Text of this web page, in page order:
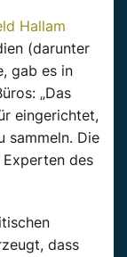
Hallam
(darunter
gab es in
„Das
eingerichtet,
sammeln. Die
des
dass